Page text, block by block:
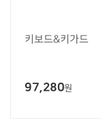
키보드&키가드
97,280원